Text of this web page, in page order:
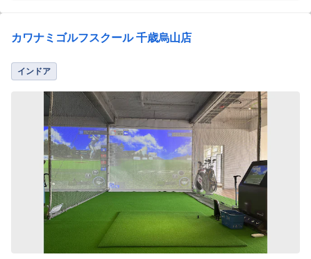
カワナミゴルフスクール 千歳烏山店
インドア